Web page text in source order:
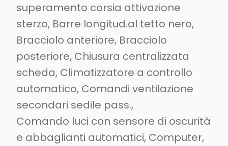
superamento corsia attivazione
sterzo, Barre longitud.al tetto nero,
Bracciolo anteriore, Bracciolo
posteriore, Chiusura centralizzata
scheda, Climatizzatore a controllo
automatico, Comandi ventilazione
secondari sedile pass.,
Comando luci con sensore di oscurità
e abbaglianti automatici, Computer,